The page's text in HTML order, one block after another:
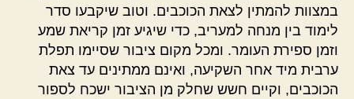
במצוות להמתין לצאת הכוכבים. וטוב שיקבעו סדר
לימוד בין מנחה למעריב, כדי שיגיע זמן קריאת שמע
וזמן ספירת העומר. ומכל מקום ציבור שסיימו תפלת
ערבית מיד אחר השקיעה, ואינם ממתינים עד צאת
הכוכבים, וקיים חשש שחלק מן הציבור ישכח לספור